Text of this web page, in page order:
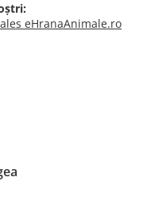
eHranaAnimale.ro